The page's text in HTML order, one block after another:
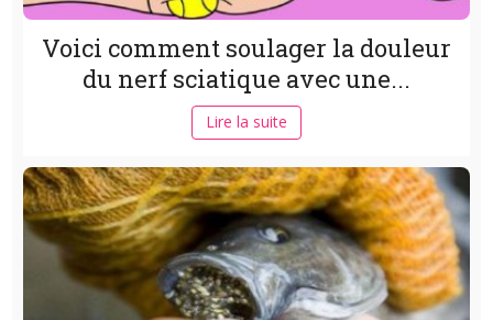
Voici comment soulager la douleur
du nerf sciatique avec une...
Lire la suite